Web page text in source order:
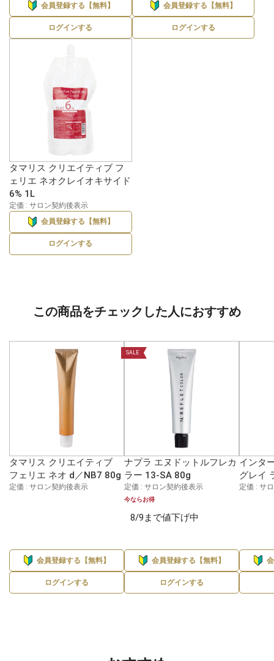
会員登録する【無料】
ログインする
会員登録する【無料】
ログインする
タマリス クリエイティブ フ
ェリエ ネオクレイオキサイド
6% 1L
定価 : サロン契約後表示
会員登録する【無料】
ログインする
この商品をチェックした人におすすめ
タマリス クリエイティブ
フェリエ ネオ d／NB7 80g
定価 : サロン契約後表示
会員登録する【無料】
ログインする
SALE
ナプラ エヌドットルフレカ
ラー 13-SA 80g
定価 : サロン契約後表示
今ならお得
8/9まで値下げ中
会員登録する【無料】
ログインする
インタ
グレイ
定価 : サ